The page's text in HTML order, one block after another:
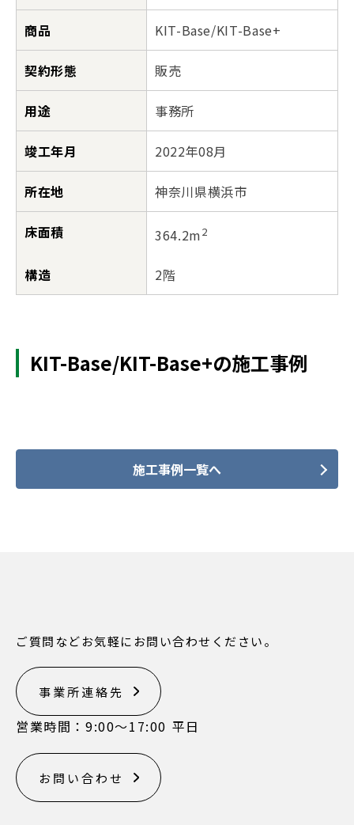
商品 KIT-Base/KIT-Base+
契約形態 販売
用途 事務所
竣工年月 2022年08月
所在地 神奈川県横浜市
床面積 364.2m2
構造 2階
KIT-Base/KIT-Base+の施工事例
施工事例一覧へ
ご質問などお気軽にお問い合わせください。
事業所連絡先
営業時間：9:00〜17:00 平日
お問い合わせ